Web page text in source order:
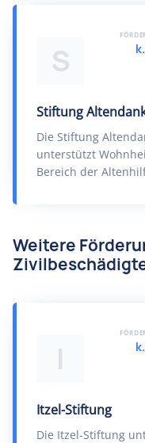
S
Stiftung
Die Stiftung
unterstützt
Bereich der
Weitere
I
Itzel-Stiftung
Die Itzel-Stiftung